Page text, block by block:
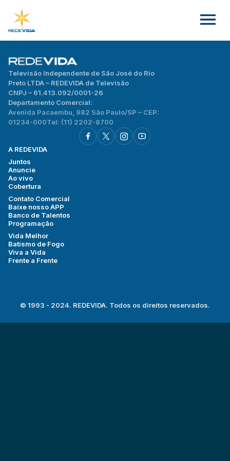
Televisão Independente de São José do Rio
Preto LTDA – REDEVIDA de Televisão
CNPJ – 61.413.092/0001-26
Departamento Comercial:
Avenida Pacaembu, 982 São Paulo/SP – CEP:
01234-000Tel: (11) 2202-8700
A REDEVIDA
Juntos
Anuncie
Ao vivo
Cobertura
Contato Comercial
Baixe nosso APP
Banco de Talentos
Programação
Vida Melhor
Batismo de Fogo
Viva a Vida
Frente a Frente
© 1993 - 2024. REDEVIDA. Todos os direitos reservados.